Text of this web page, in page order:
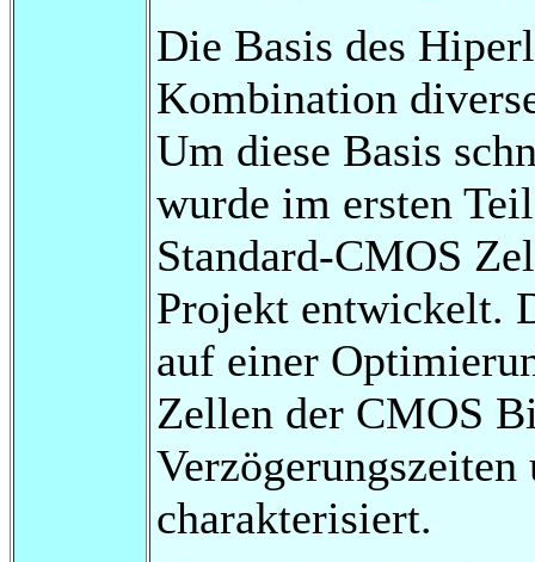
Die Basis des
Kombination
Um diese Basis
wurde im ersten
Standard-CMOS
Projekt entwickelt.
auf einer
Zellen der CMOS
charakterisiert.